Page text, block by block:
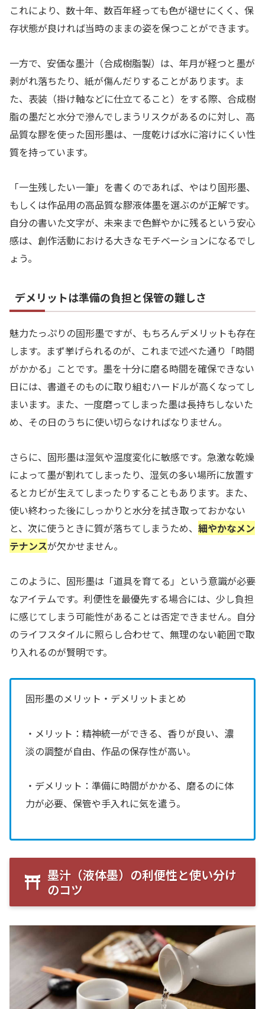
これにより、数十年、数百年経っても色が褪せにくく、保
存状態が良ければ当時のままの姿を保つことができます。
一方で、安価な墨汁（合成樹脂製）は、年月が経つと墨が
剥がれ落ちたり、紙が傷んだりすることがあります。ま
た、表装（掛け軸などに仕立てること）をする際、合成樹
脂の墨だと水分で滲んでしまうリスクがあるのに対し、高
品質な膠を使った固形墨は、一度乾けば水に溶けにくい性
質を持っています。
「一生残したい一筆」を書くのであれば、やはり固形墨、
もしくは作品用の高品質な膠液体墨を選ぶのが正解です。
自分の書いた文字が、未来まで色鮮やかに残るという安心
感は、創作活動における大きなモチベーションになるでし
ょう。
デメリットは準備の負担と保管の難しさ
魅力たっぷりの固形墨ですが、もちろんデメリットも存在
します。まず挙げられるのが、これまで述べた通り「時間
がかかる」ことです。墨を十分に磨る時間を確保できない
日には、書道そのものに取り組むハードルが高くなってし
まいます。また、一度磨ってしまった墨は長持ちしないた
め、その日のうちに使い切らなければなりません。
さらに、固形墨は湿気や温度変化に敏感です。急激な乾燥
によって墨が割れてしまったり、湿気の多い場所に放置す
るとカビが生えてしまったりすることもあります。また、
使い終わった後にしっかりと水分を拭き取っておかない
と、次に使うときに質が落ちてしまうため、 細やかなメン
テナンスが欠かせません。
このように、固形墨は「道具を育てる」という意識が必要
なアイテムです。利便性を最優先する場合には、少し負担
に感じてしまう可能性があることは否定できません。自分
のライフスタイルに照らし合わせて、無理のない範囲で取
り入れるのが賢明です。
固形墨のメリット・デメリットまとめ
・メリット：精神統一ができる、香りが良い、濃
淡の調整が自由、作品の保存性が高い。
・デメリット：準備に時間がかかる、磨るのに体
力が必要、保管や手入れに気を遣う。
墨汁（液体墨）の利便性と使い分け
のコツ